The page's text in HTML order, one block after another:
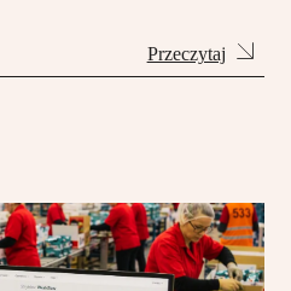
Przeczytaj